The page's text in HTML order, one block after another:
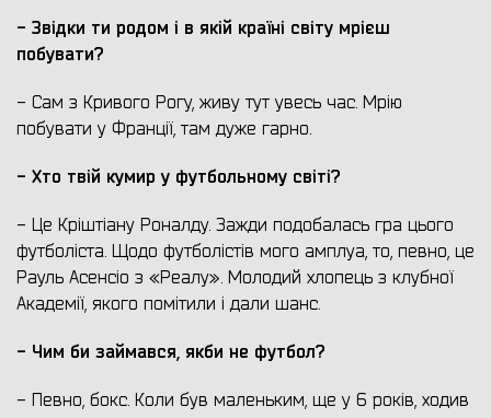
- Звідки ти родом і в якій країні світу мрієш
побувати?
- Сам з Кривого Рогу, живу тут увесь час. Мрію
побувати у Франції, там дуже гарно.
- Хто твій кумир у футбольному світі?
- Це Кріштіану Роналду. Зажди подобалась гра цього
футболіста. Щодо футболістів мого амплуа, то, певно, це
Рауль Асенсіо з «Реалу». Молодий хлопець з клубної
Академії, якого помітили і дали шанс.
- Чим би займався, якби не футбол?
- Певно, бокс. Коли був маленьким, ще у 6 років, ходив